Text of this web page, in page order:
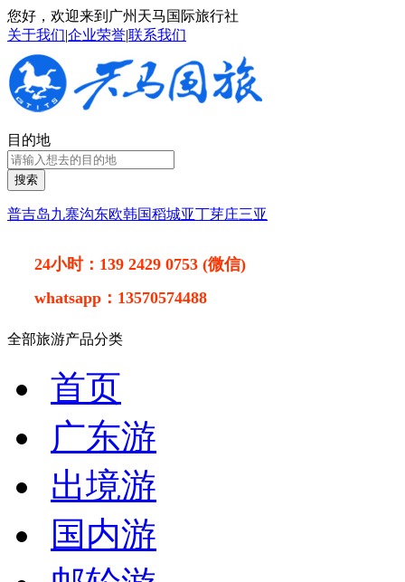
您好，欢迎来到广州天马国际旅行社
关于我们|企业荣誉|联系我们
目的地
搜索
普吉岛九寨沟东欧韩国稻城亚丁芽庄三亚
24小时： 139 2429 0753 (微信)
whatsapp： 13570574488
全部旅游产品分类
首页
广东游
出境游
国内游